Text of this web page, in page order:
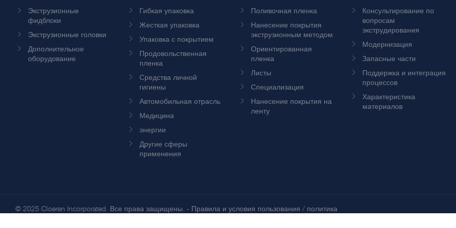
Экструзионные
фидблоки
Экструзионные головки
Дополнительное
оборудование
Гибкая упаковка
Жесткая упаковка
Упаковка с покрытием
Продовольственная
пленка
Средства личной
гигиены
Автомобильная отрасль
Медицина
энергии
Другие сферы
применения
Поливочная пленка
Нанесение покрытия
экструзионным методом
Ориентированная
пленка
Листы
Специализация
Нанесение покрытия на
ленту
Консультирование по
вопросам
экструдирования
Модернизация
Запасные части
Поддержка и интеграция
процессов
Характеристика
материалов
© 2025 Cloeren Incorporated. Все права защищены. - Правила и условия пользования / политика